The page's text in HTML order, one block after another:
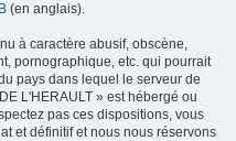
(en anglais).
à caractère abusif, obscène,
pornographique, etc. qui pourrait
pays dans lequel le serveur de
L'HERAULT » est hébergé ou
pas ces dispositions, vous
et définitif et nous nous réservons